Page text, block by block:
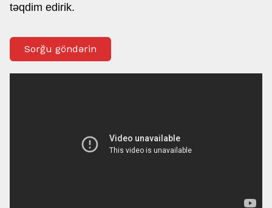
təqdim edirik.
Sorğu göndərin